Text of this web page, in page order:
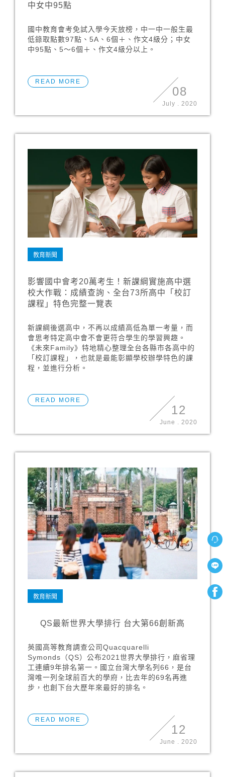
中女中95點
國中教育會考免試入學今天放榜，中一中一般生最
低錄取點數97點、5A、6個＋、作文4級分；中女
中95點、5～6個＋、作文4級分以上。
READ MORE
08
July 2020
教育新聞
影響國中會考20萬考生！新課綱實施高中選
校大作戰：成績查詢、全台73所高中「校訂
課程」特色完整一覽表
新課綱後選高中，不再以成績高低為單一考量，而
會思考特定高中會不會更符合學生的學習興趣。
《未來Family》特地精心整理全台各縣市各高中的
「校訂課程」，也就是最能彰顯學校辦學特色的課
程，並進行分析。
READ MORE
12
June . 2020
教育新聞
QS最新世界大學排行 台大第66創新高
英國高等教育調查公司Quacquarelli
Symonds（QS）公布2021世界大學排行，麻省理
工連續9年排名第一。國立台灣大學名列66，是台
灣唯一列全球前百大的學府，比去年的69名再進
步，也創下台大歷年來最好的排名。
READ MORE
12
June . 2020